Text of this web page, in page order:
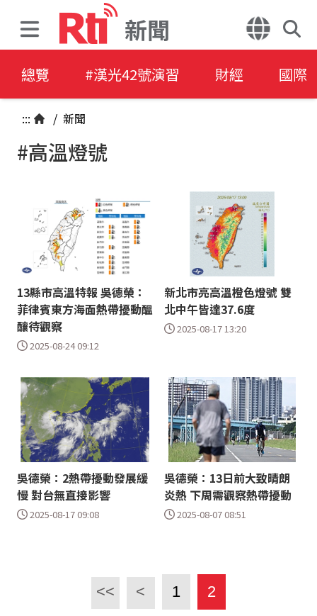
新聞
總覽 #漢光42號演習 財經 國際
::: / 新聞
#高溫燈號
13縣市高溫特報 吳德榮：
菲律賓東方海面熱帶擾動醞
釀待觀察
2025-08-24 09:12
新北市亮高溫橙色燈號 雙
北中午皆達37.6度
2025-08-17 13:20
吳德榮：2熱帶擾動發展緩
慢 對台無直接影響
2025-08-17 09:08
吳德榮：13日前大致晴朗
炎熱 下周需觀察熱帶擾動
2025-08-07 08:51
<< < 1 2